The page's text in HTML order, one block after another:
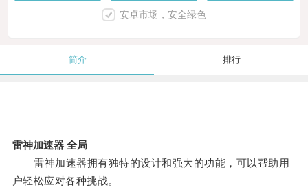
安卓市场，安全绿色
简介 排行
雷神加速器 全局
雷神加速器拥有独特的设计和强大的功能，可以帮助用
户轻松应对各种挑战。